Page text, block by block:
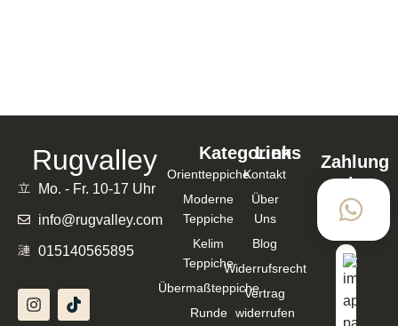
Rugvalley
Mo. - Fr. 10-17 Uhr
info@rugvalley.com
015140565895
Kategorien
Orientteppiche
Moderne
Teppiche
Kelim
Teppiche
Übermaßteppiche
Runde
Links
Kontakt
Über
Uns
Blog
Widerrufsrecht
Vertrag
widerrufen
Zahlung
mit